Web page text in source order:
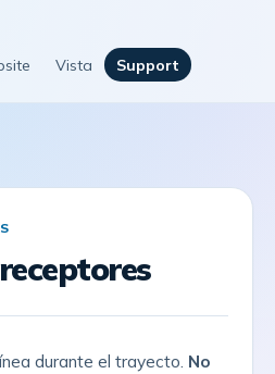
Vista Support
durante el trayecto. No